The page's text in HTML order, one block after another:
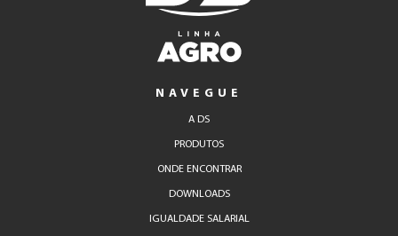
NAVEGUE
A DS
PRODUTOS
ONDE ENCONTRAR
DOWNLOADS
IGUALDADE SALARIAL